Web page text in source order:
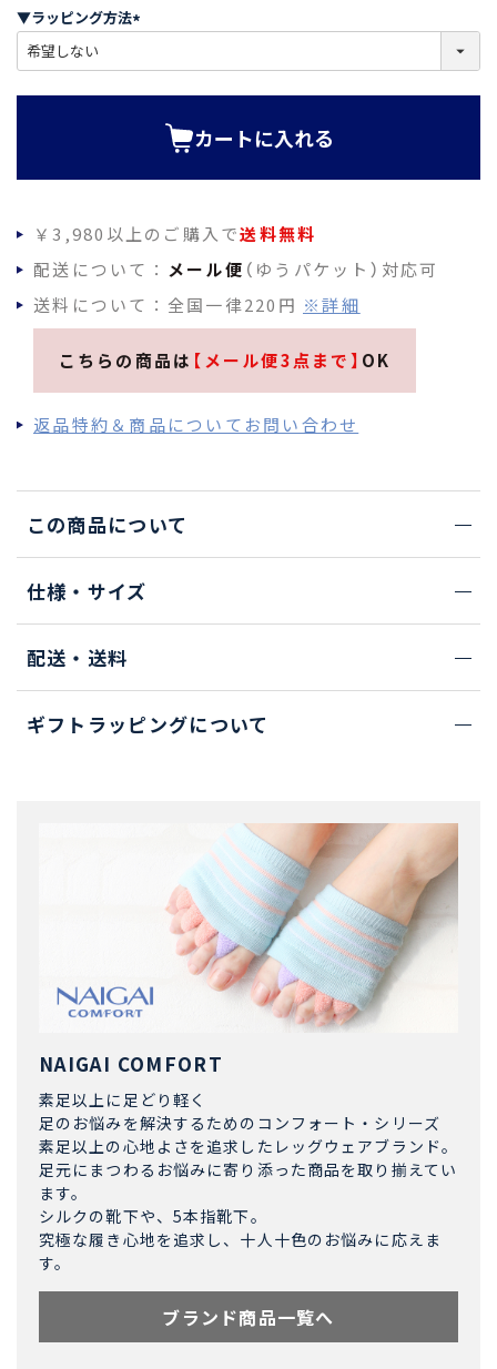
)
▼ラッピング方法
必
カートに入れる
￥3,980以上のご購入で送料無料
配送について： メール便 （ゆうパケット）対応可
送料について：全国一律220円 ※詳細
こちらの商品は 【メール便3点まで】 OK
返品特約＆商品についてお問い合わせ
この商品について
仕様・サイズ
配送・送料
ギフトラッピングについて
NAIGAI COMFORT
素足以上に足どり軽く
足のお悩みを解決するためのコンフォート・シリーズ
素足以上の心地よさを追求したレッグウェアブランド。
足元にまつわるお悩みに寄り添った商品を取り揃えてい
ます。
シルクの靴下や、5本指靴下。
究極な履き心地を追求し、十人十色のお悩みに応えま
す。
ブランド商品一覧へ